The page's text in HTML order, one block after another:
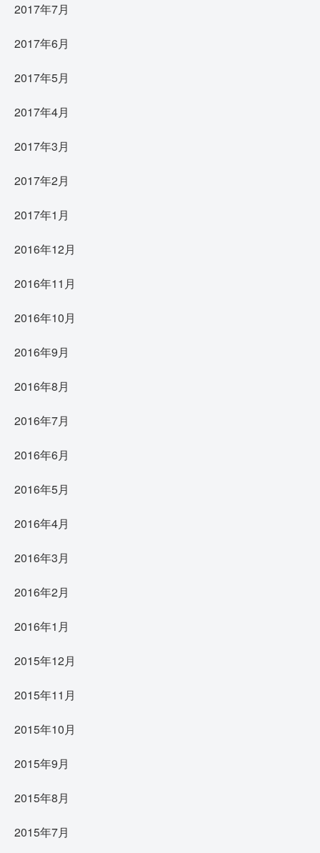
2017年7月
2017年6月
2017年5月
2017年4月
2017年3月
2017年2月
2017年1月
2016年12月
2016年11月
2016年10月
2016年9月
2016年8月
2016年7月
2016年6月
2016年5月
2016年4月
2016年3月
2016年2月
2016年1月
2015年12月
2015年11月
2015年10月
2015年9月
2015年8月
2015年7月